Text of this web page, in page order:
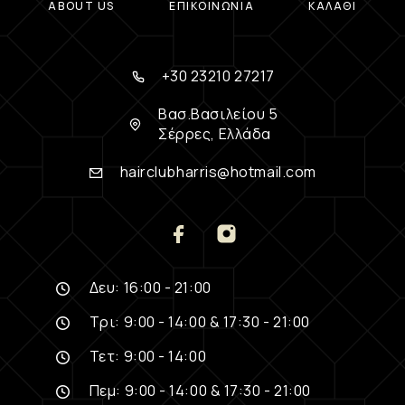
ABOUT US ΕΠΙΚΟΙΝΩΝΊΑ ΚΑΛΆΘΙ
+30 23210 27217
Βασ.Βασιλείου 5
Σέρρες, Ελλάδα
hairclubharris@hotmail.com
Δευ: 16:00 - 21:00
Τρι: 9:00 - 14:00 & 17:30 - 21:00
Τετ: 9:00 - 14:00
Πεμ: 9:00 - 14:00 & 17:30 - 21:00